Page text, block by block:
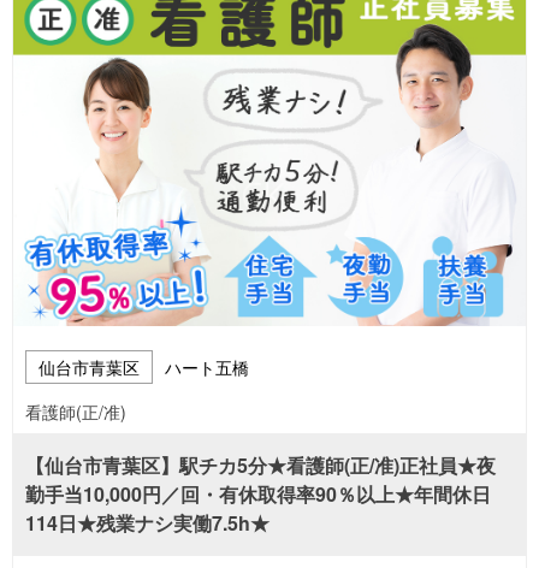
仙台市青葉区
ハート五橋
看護師(正/准)
【仙台市青葉区】駅チカ5分★看護師(正/准)正社員★夜
勤手当10,000円／回・有休取得率90％以上★年間休日
114日★残業ナシ実働7.5h★